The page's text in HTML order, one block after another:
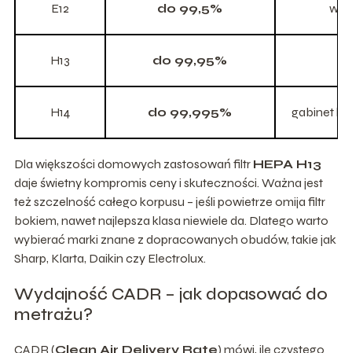
E12 do 99,5%
H13 do 99,95%
H14 do 99,995% gabinet
Dla większości domowych zastosowań filtr HEPA H13
daje świetny kompromis ceny i skuteczności. Ważna jest
też szczelność całego korpusu – jeśli powietrze omija filtr
bokiem, nawet najlepsza klasa niewiele da. Dlatego warto
wybierać marki znane z dopracowanych obudów, takie jak
Sharp, Klarta, Daikin czy Electrolux.
Wydajność CADR – jak dopasować do
metrażu?
CADR (Clean Air Delivery Rate) mówi, ile czystego